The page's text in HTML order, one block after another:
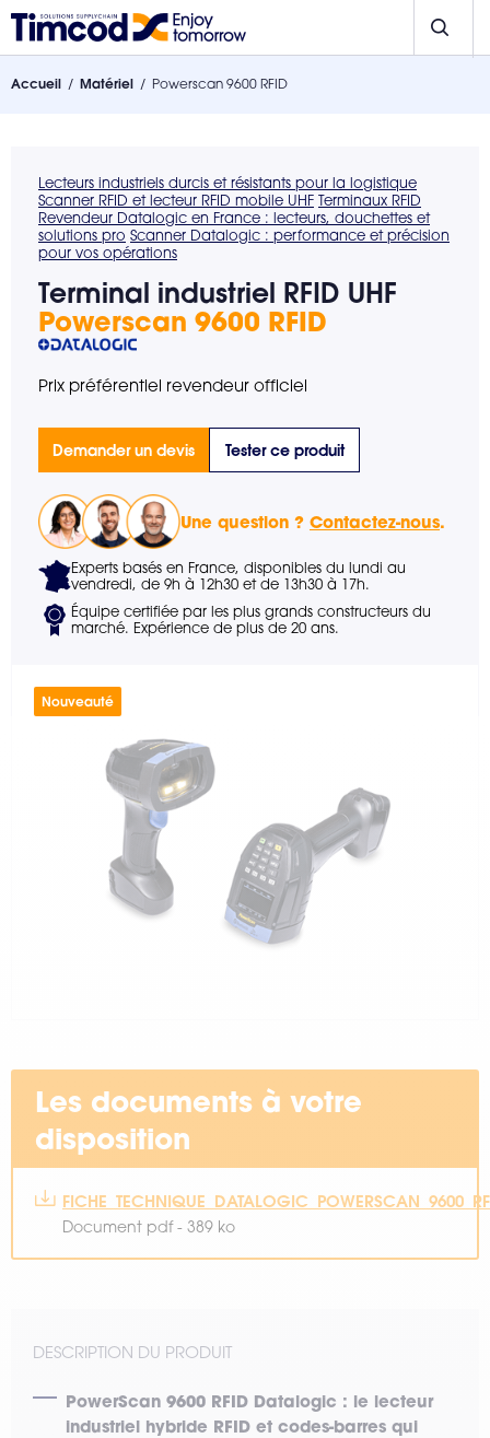
Accueil Matériel Powerscan 9600 RFID
Lecteurs industriels durcis et résistants pour la logistique
Scanner RFID et lecteur RFID mobile UHF Terminaux RFID
Revendeur Datalogic en France : lecteurs, douchettes et
solutions pro Scanner Datalogic : performance et précision
pour vos opérations
Terminal industriel RFID UHF
Powerscan 9600 RFID
Prix préférentiel revendeur officiel
Demander un devis Tester ce produit
Une question ? Contactez-nous.
Experts basés en France, disponibles du lundi au
vendredi, de 9h à 12h30 et de 13h30 à 17h.
Équipe certifiée par les plus grands constructeurs du
marché. Expérience de plus de 20 ans.
Nouveauté
Les documents à votre
disposition
Document pdf - 389 ko
DESCRIPTION DU PRODUIT
PowerScan 9600 RFID Datalogic : le lecteur
industriel hybride RFID et codes-barres qui